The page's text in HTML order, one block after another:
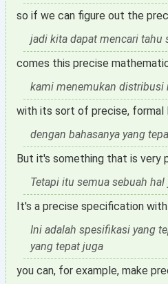
so if we can figure out the
jadi kita dapat mencari tahu
comes this precise
kami menemukan distribusi
with its sort of precise, formal
dengan bahasanya yang
But it's something that is very
Tetapi itu semua sebuah
It's a precise specification
Ini adalah spesifikasi yang
yang tepat juga
you can, for example, make